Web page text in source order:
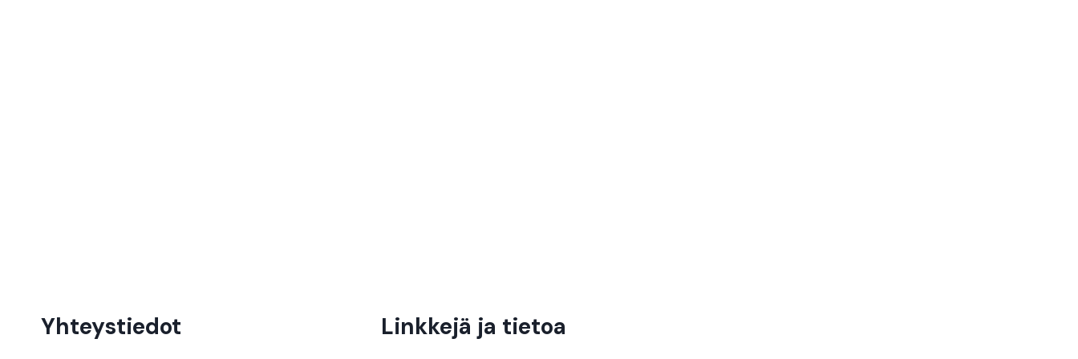
Yhteystiedot Linkkejä ja tietoa